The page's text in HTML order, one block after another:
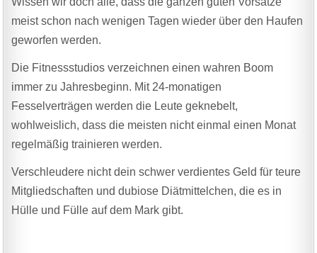
meist schon nach wenigen Tagen wieder über den Haufen
geworfen werden.
Die Fitnessstudios verzeichnen einen wahren Boom
immer zu Jahresbeginn. Mit 24-monatigen
Fesselverträgen werden die Leute geknebelt,
wohlweislich, dass die meisten nicht einmal einen Monat
regelmäßig trainieren werden.
Verschleudere nicht dein schwer verdientes Geld für teure
Mitgliedschaften und dubiose Diätmittelchen, die es in
Hülle und Fülle auf dem Mark gibt.